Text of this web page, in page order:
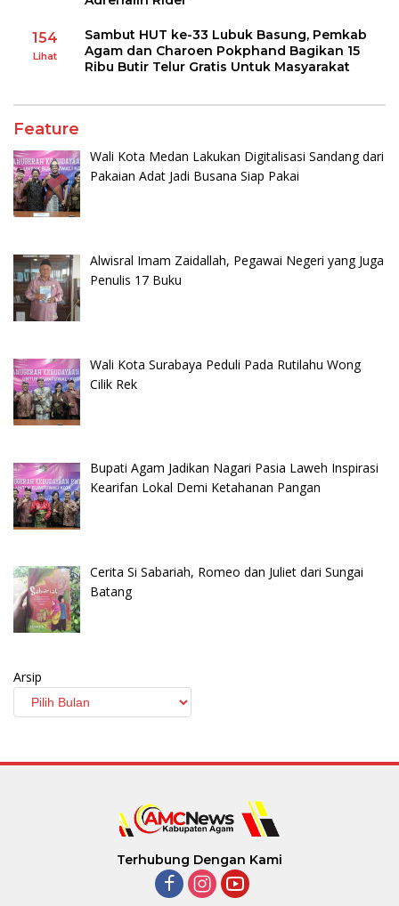
154
Lihat
Sambut HUT ke-33 Lubuk Basung, Pemkab
Agam dan Charoen Pokphand Bagikan 15
Ribu Butir Telur Gratis Untuk Masyarakat
Feature
Wali Kota Medan Lakukan Digitalisasi Sandang dari
Pakaian Adat Jadi Busana Siap Pakai
Alwisral Imam Zaidallah, Pegawai Negeri yang Juga
Penulis 17 Buku
Wali Kota Surabaya Peduli Pada Rutilahu Wong
Cilik Rek
Bupati Agam Jadikan Nagari Pasia Laweh Inspirasi
Kearifan Lokal Demi Ketahanan Pangan
Cerita Si Sabariah, Romeo dan Juliet dari Sungai
Batang
Arsip
Terhubung Dengan Kami